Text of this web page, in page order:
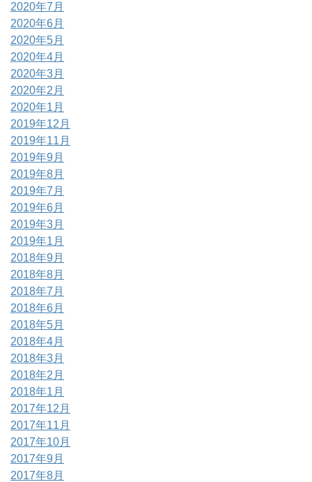
2020年7月
2020年6月
2020年5月
2020年4月
2020年3月
2020年2月
2020年1月
2019年12月
2019年11月
2019年9月
2019年8月
2019年7月
2019年6月
2019年3月
2019年1月
2018年9月
2018年8月
2018年7月
2018年6月
2018年5月
2018年4月
2018年3月
2018年2月
2018年1月
2017年12月
2017年11月
2017年10月
2017年9月
2017年8月